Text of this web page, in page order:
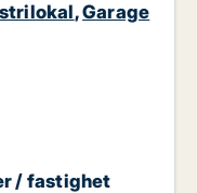
,Garage
/ fastighet